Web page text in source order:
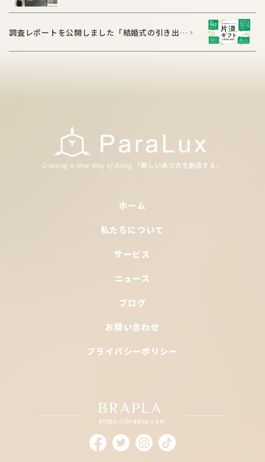
調査レポートを公開しました「結婚式の引き出
が実質届かない”片道ギフト”問題が明らかに」
Creating a New Way of Being 「新 しいあり方を創造する」
ホーム
私たちについて
サービス
ニュース
ブログ
お問い合わせ
プライバシーポリシー
https://brapla.com